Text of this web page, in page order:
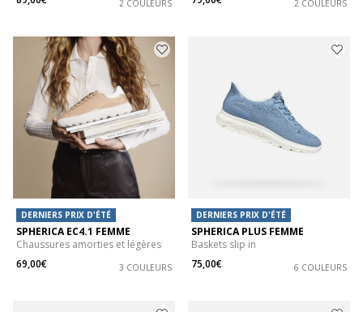
2 COULEURS 2 COULEURS
DERNIERS PRIX D'ÉTÉ
SPHERICA EC4.1 FEMME
Chaussures amorties et légères
69,00€
3 COULEURS
DERNIERS PRIX D'ÉTÉ
SPHERICA PLUS FEMME
Baskets slip in
75,00€
6 COULEURS